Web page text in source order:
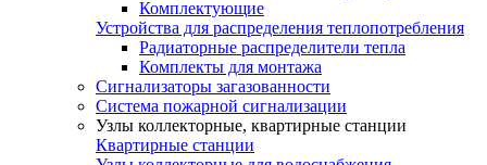
Комплектующие
Устройства для распределения теплопотребления
Радиаторные распределители тепла
Комплекты для монтажа
Сигнализаторы загазованности
Система пожарной сигнализации
Узлы коллекторные, квартирные станции
Квартирные станции